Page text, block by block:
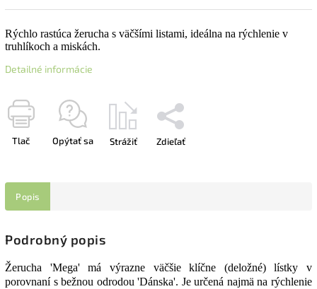
Rýchlo rastúca žerucha s väčšími listami, ideálna na rýchlenie v
truhlíkoch a miskách.
Detailné informácie
Tlač Opýtať sa Strážiť Zdieľať
Popis
Podrobný popis
Žerucha 'Mega' má výrazne väčšie klíčne (deložné) lístky v
porovnaní s bežnou odrodou 'Dánska'. Je určená najmä na rýchlenie